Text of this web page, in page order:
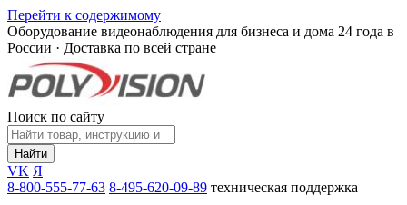
Перейти к содержимому
Оборудование видеонаблюдения для бизнеса и дома 24 года в
России · Доставка по всей стране
Поиск по сайту
Найти
VK Я
8-800-555-77-63 8-495-620-09-89 техническая поддержка